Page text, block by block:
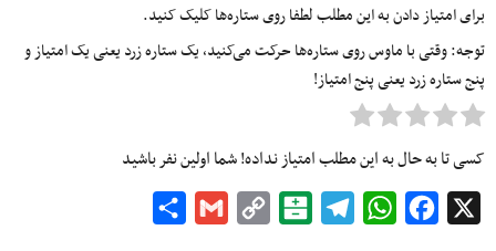
برای امتیاز دادن به این مطلب لطفا روی ستاره‌ها کلیک کنید.
توجه: وقتی با ماوس روی ستاره‌ها حرکت می‌کنید، یک ستاره زرد یعنی یک امتیاز و
پنج ستاره زرد یعنی پنج امتیاز!
کسی تا به حال به این مطلب امتیاز نداده! شما اولین نفر باشید
Facebook
WhatsApp
Telegram
Balatarin
Copy
Gmail